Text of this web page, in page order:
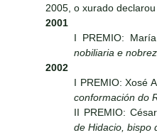
2005, o xurado
2001
I PREMIO:
nobiliaria e
2002
I PREMIO: Xosé
conformación do
II PREMIO:
de Hidacio, bispo